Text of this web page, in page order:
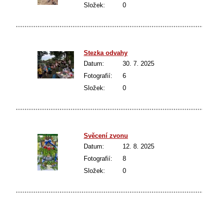
Složek:
0
Stezka odvahy
Datum:
30. 7. 2025
Fotografií:
6
Složek:
0
Svěcení zvonu
Datum:
12. 8. 2025
Fotografií:
8
Složek:
0